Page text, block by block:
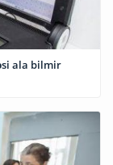
ala bilmir